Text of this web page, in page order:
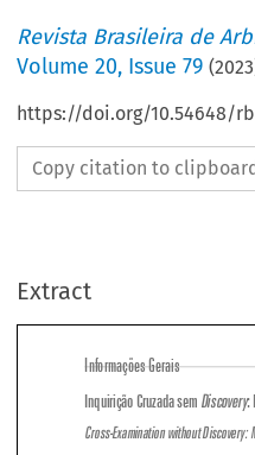
Revista Brasileira de
Volume20, Issue 79 (2023
https://doi.org/10.54648/
Copy citation to clipboard
Extract

 
Informações Gerais
Texto original, em inglês, de: